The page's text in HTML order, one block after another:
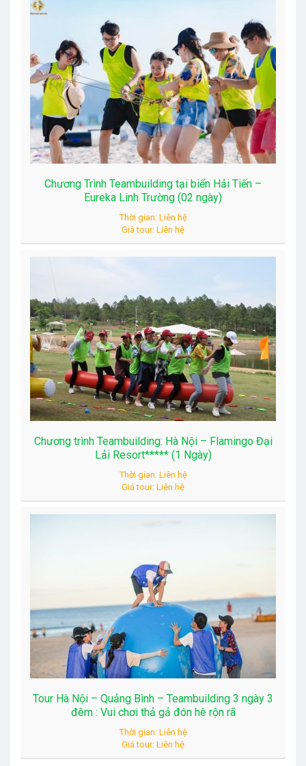
Chương Trình Teambuilding tại biển Hải Tiến –
Eureka Linh Trường (02 ngày)
Thời gian: Liên hệ
Giá tour: Liên hệ
Chương trình Teambuilding: Hà Nội – Flamingo Đại
Lải Resort***** (1 Ngày)
Thời gian: Liên hệ
Giá tour: Liên hệ
Tour Hà Nội – Quảng Bình – Teambuilding 3 ngày 3
đêm : Vui chơi thả gả đón hè rộn rã
Thời gian: Liên hệ
Giá tour: Liên hệ